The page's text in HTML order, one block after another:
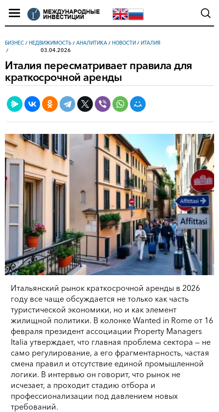
БИЗНЕС / НЕДВИЖИМОСТЬ / АНАЛИТИКА / НОВОСТИ / ИТАЛИЯ
03.04.2026
Италия пересматривает правила для
краткосрочной аренды
Итальянский рынок краткосрочной аренды в 2026
году все чаще обсуждается не только как часть
туристической экономики, но и как элемент
жилищной политики. В колонке Wanted in Rome от 16
февраля президент ассоциации Property Managers
Italia утверждает, что главная проблема сектора — не
само регулирование, а его фрагментарность, частая
смена правил и отсутствие единой промышленной
логики. В интервью он говорит, что рынок не
исчезает, а проходит стадию отбора и
профессионализации под давлением новых
требований.